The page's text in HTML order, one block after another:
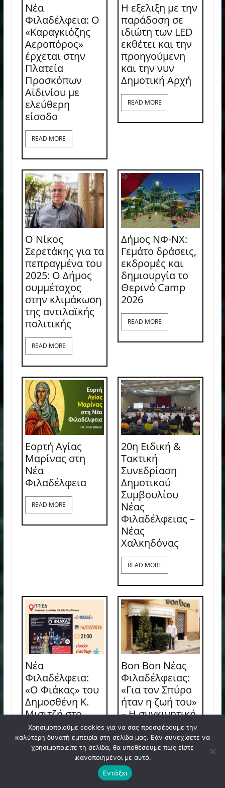
Νέα
Φιλαδέλφεια: Ο
«Καραγκιόζης
Αεροπόρος»
έρχεται στην
Πλατεία
Προσκόπων
Αϊδινίου με
ελεύθερη
είσοδο
READ MORE
Η εξελιξη με την
παράδοση σε
ιδιώτη των LED
εκθέτει και την
προηγούμενη
και την νυν
Δημοτική Αρχή
READ MORE
Ο Νίκος
Σερετάκης για τα
πεπραγμένα του
2025: Ο Δήμος
συμμέτοχος
στην κλιμάκωση
της αντιλαϊκής
πολιτικής
READ MORE
Δήμος ΝΦ-ΝΧ:
Γεμάτο δράσεις,
εκδρομές και
δημιουργία το
Θερινό Camp
2026
READ MORE
Εορτή Αγίας
Μαρίνας στη
Νέα
Φιλαδέλφεια
READ MORE
20η Ειδική &
Τακτική
Συνεδρίαση
Δημοτικού
Συμβουλίου
Νέας
Φιλαδέλφειας –
Νέας
Χαλκηδόνας
READ MORE
Νέα
Φιλαδέλφεια:
«Ο Φιάκας» του
Δημοσθένη Κ.
Μισιτζή στο
ΠΠΙΕΔ με
ελεύθερη
είσοδο
Bon Bon Νέας
Φιλαδέλφειας:
«Για τον Σπύρο
ήταν η ζωή του»
– Η συγκινητική
ανάρτηση της
οικογένειας
READ MORE
Χρησιμοποιούμε cookies για να σας προσφέρουμε την
καλύτερη δυνατή εμπειρία στη σελίδα μας. Εάν συνεχίσετε να
χρησιμοποιείτε τη σελίδα, θα υποθέσουμε πως είστε
ικανοποιημένοι με αυτό.
Εντάξει